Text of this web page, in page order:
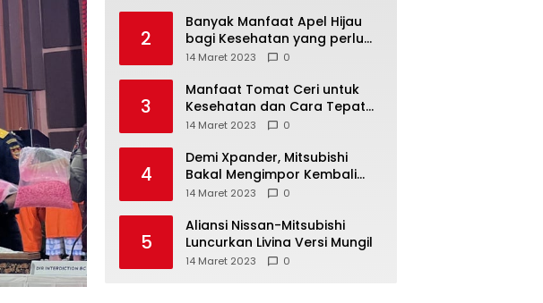
2
Banyak Manfaat Apel Hijau
bagi Kesehatan yang perlu
Anda ketahui
14 Maret 2023 0
3
Manfaat Tomat Ceri untuk
Kesehatan dan Cara Tepat
Mengonsumsinya
14 Maret 2023 0
4
Demi Xpander, Mitsubishi
Bakal Mengimpor Kembali
Pajero Sport
14 Maret 2023 0
5
Aliansi Nissan-Mitsubishi
Luncurkan Livina Versi Mungil
14 Maret 2023 0